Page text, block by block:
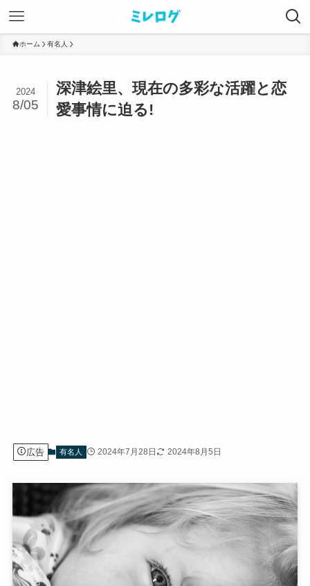
ホーム 有名人
深津絵里、現在の多彩な活躍と恋
愛事情に迫る!
2024
8/05
広告 有名人 2024年7月28日 2024年8月5日